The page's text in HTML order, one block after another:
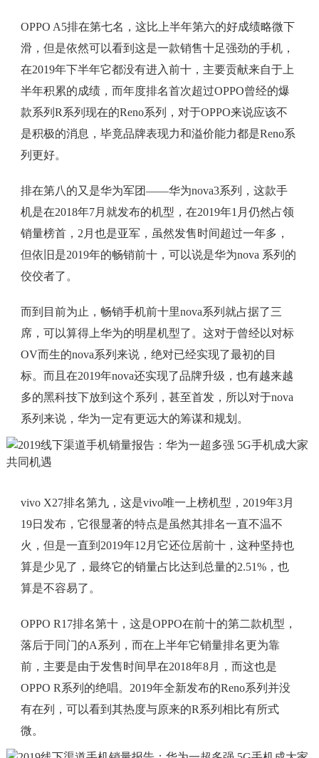
OPPO A5排在第七名，这比上半年第六的好成绩略微下
滑，但是依然可以看到这是一款销售十足强劲的手机，
在2019年下半年它都没有进入前十，主要贡献来自于上
半年积累的成绩，而年度排名首次超过OPPO曾经的爆
款系列R系列现在的Reno系列，对于OPPO来说应该不
是积极的消息，毕竟品牌表现力和溢价能力都是Reno系
列更好。
排在第八的又是华为军团——华为nova3系列，这款手
机是在2018年7月就发布的机型，在2019年1月仍然占领
销量榜首，2月也是亚军，虽然发售时间超过一年多，
但依旧是2019年的畅销前十，可以说是华为nova 系列的
佼佼者了。
而到目前为止，畅销手机前十里nova系列就占据了三
席，可以算得上华为的明星机型了。这对于曾经以对标
OV而生的nova系列来说，绝对已经实现了最初的目
标。而且在2019年nova还实现了品牌升级，也有越来越
多的黑科技下放到这个系列，甚至首发，所以对于nova
系列来说，华为一定有更远大的筹谋和规划。
vivo X27排名第九，这是vivo唯一上榜机型，2019年3月
19日发布，它很显著的特点是虽然其排名一直不温不
火，但是一直到2019年12月它还位居前十，这种坚持也
算是少见了，最终它的销量占比达到总量的2.51%，也
算是不容易了。
OPPO R17排名第十，这是OPPO在前十的第二款机型，
落后于同门的A系列，而在上半年它销量排名更为靠
前，主要是由于发售时间早在2018年8月，而这也是
OPPO R系列的绝唱。2019年全新发布的Reno系列并没
有在列，可以看到其热度与原来的R系列相比有所式
微。